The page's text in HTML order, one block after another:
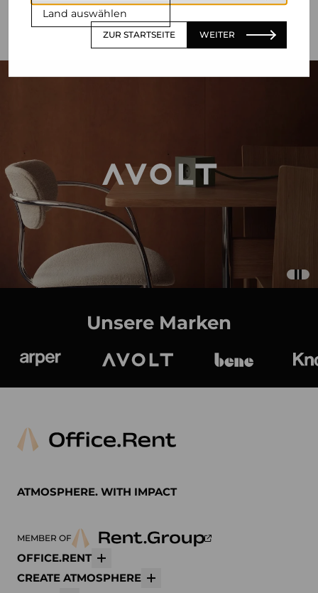
Land auswählen
ZUR STARTSEITE WEITER
Unsere Marken
ATMOSPHERE. WITH IMPACT
MEMBER OF
OFFICE.RENT
CREATE ATMOSPHERE